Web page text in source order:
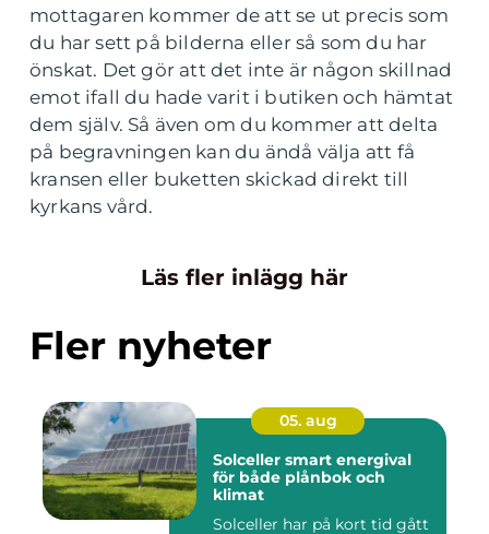
mottagaren kommer de att se ut precis som
du har sett på bilderna eller så som du har
önskat. Det gör att det inte är någon skillnad
emot ifall du hade varit i butiken och hämtat
dem själv. Så även om du kommer att delta
på begravningen kan du ändå välja att få
kransen eller buketten skickad direkt till
kyrkans vård.
Läs fler inlägg här
Fler nyheter
05. aug
Solceller smart energival
för både plånbok och
klimat
Solceller har på kort tid gått